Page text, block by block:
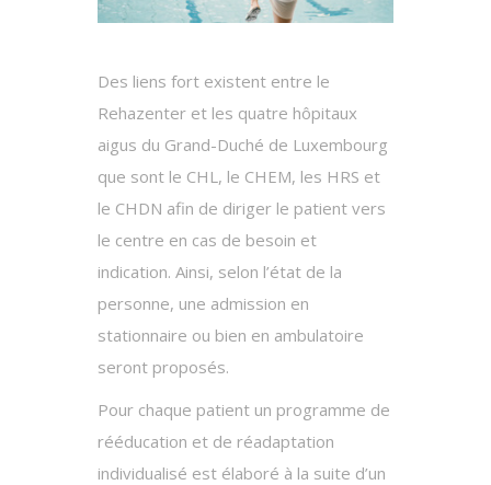
Des liens fort existent entre le
Rehazenter et les quatre hôpitaux
aigus du Grand-Duché de Luxembourg
que sont le CHL, le CHEM, les HRS et
le CHDN afin de diriger le patient vers
le centre en cas de besoin et
indication. Ainsi, selon l’état de la
personne, une admission en
stationnaire ou bien en ambulatoire
seront proposés.
Pour chaque patient un programme de
rééducation et de réadaptation
individualisé est élaboré à la suite d’un